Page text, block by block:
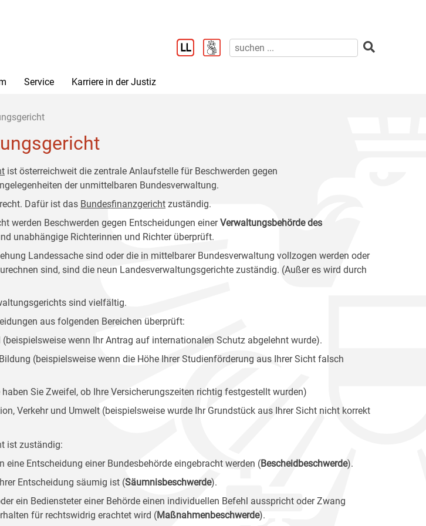
Service Karriere in der Justiz
ist österreichweit die zentrale Anlaufstelle für Beschwerden gegen
der unmittelbaren Bundesverwaltung.
Dafür ist das Bundesfinanzgericht zuständig.
werden Beschwerden gegen Entscheidungen einerVerwaltungsbehörde des
unabhängige Richterinnen und Richter überprüft.
Landessache sind oder die in mittelbarer Bundesverwaltung vollzogen werden oder
sind, sind die neun Landesverwaltungsgerichte zuständig. (Außer es wird durch
sind vielfältig.
aus folgenden Bereichen überprüft:
(beispielsweise wenn Ihr Antrag auf internationalen Schutz abgelehnt wurde).
(beispielsweise wenn die Höhe Ihrer Studienförderung aus Ihrer Sicht falsch
Sie Zweifel, ob Ihre Versicherungszeiten richtig festgestellt wurden)
Verkehr und Umwelt (beispielsweise wurde Ihr Grundstück aus Ihrer Sicht nicht korrekt
ist zuständig:
eine Entscheidung einer Bundesbehörde eingebracht werden (Bescheidbeschwerde).
Entscheidung säumig ist (Säumnisbeschwerde).
ein Bediensteter einer Behörde einen individuellen Befehl ausspricht oder Zwang
für rechtswidrig erachtet wird (Maßnahmenbeschwerde).